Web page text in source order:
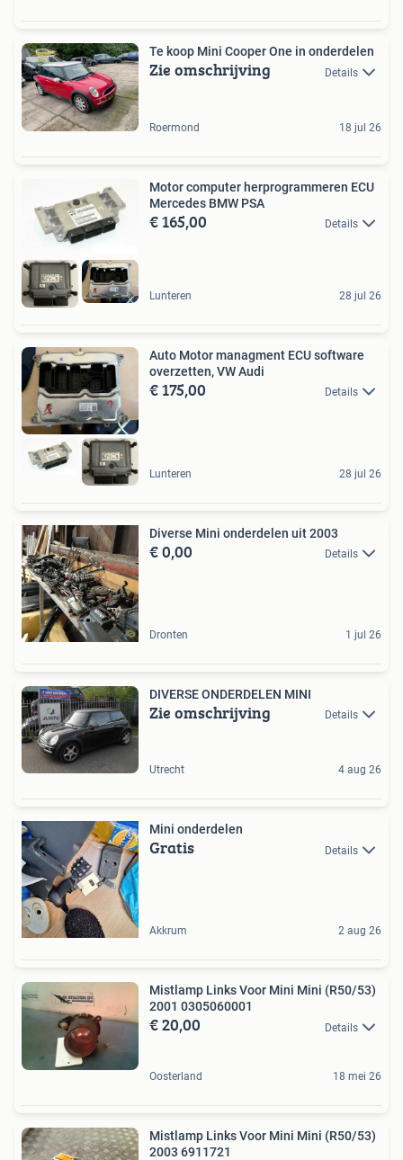
Te koop Mini Cooper One in onderdelen
Zie omschrijving Details
Roermond 18 jul 26
Motor computer herprogrammeren ECU
Mercedes BMW PSA
€ 165,00 Details
Lunteren 28 jul 26
Auto Motor managment ECU software
overzetten, VW Audi
€ 175,00 Details
Lunteren 28 jul 26
Diverse Mini onderdelen uit 2003
€ 0,00 Details
Dronten 1 jul 26
DIVERSE ONDERDELEN MINI
Zie omschrijving Details
Utrecht 4 aug 26
Mini onderdelen
Gratis Details
Akkrum 2 aug 26
Mistlamp Links Voor Mini Mini (R50/53)
2001 0305060001
€ 20,00 Details
Oosterland 18 mei 26
Mistlamp Links Voor Mini Mini (R50/53)
2003 6911721